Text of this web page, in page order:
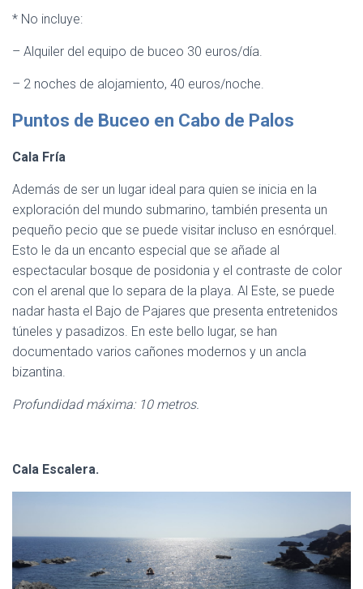
* No incluye:
– Alquiler del equipo de buceo 30 euros/día.
– 2 noches de alojamiento, 40 euros/noche.
Puntos de Buceo en Cabo de Palos
Cala Fría
Además de ser un lugar ideal para quien se inicia en la
exploración del mundo submarino, también presenta un
pequeño pecio que se puede visitar incluso en esnórquel.
Esto le da un encanto especial que se añade al
espectacular bosque de posidonia y el contraste de color
con el arenal que lo separa de la playa. Al Este, se puede
nadar hasta el Bajo de Pajares que presenta entretenidos
túneles y pasadizos. En este bello lugar, se han
documentado varios cañones modernos y un ancla
bizantina.
Profundidad máxima: 10 metros.
Cala Escalera.